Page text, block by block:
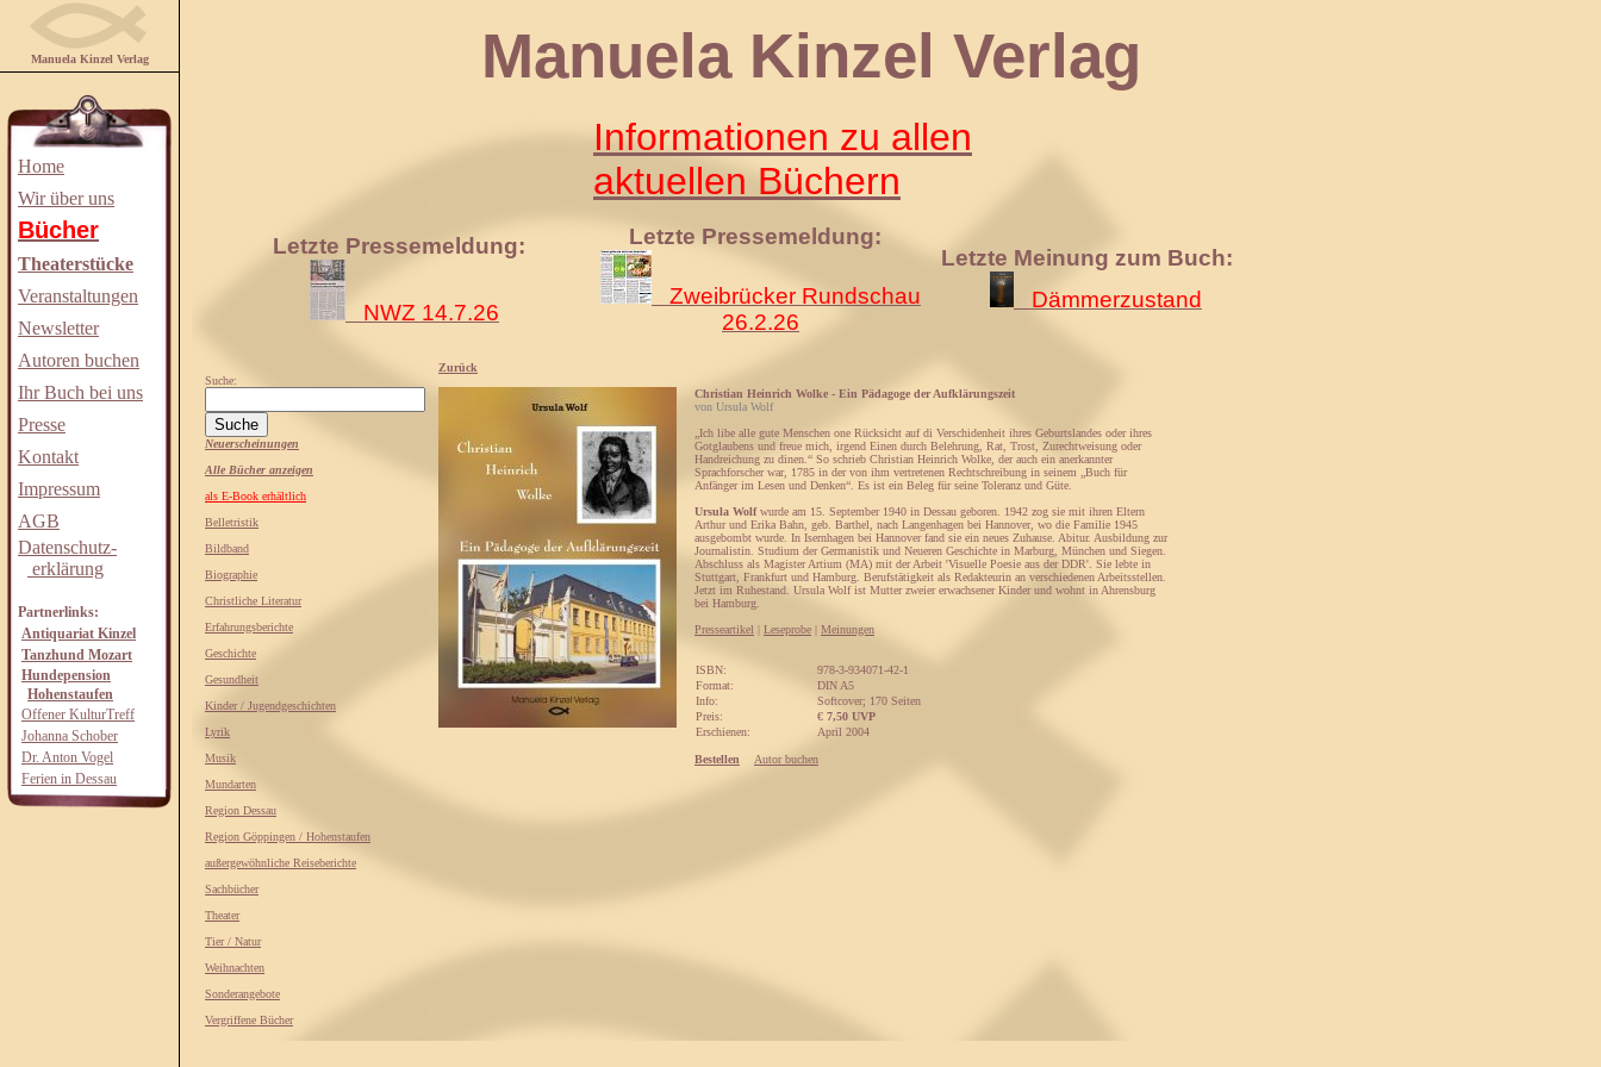
Manuela Kinzel Verlag
Home
Wir über uns
Bücher
Theaterstücke
Veranstaltungen
Newsletter
Autoren buchen
Ihr Buch bei uns
Presse
Kontakt
Impressum
AGB
Datenschutz-
erklärung
Partnerlinks:
Antiquariat Kinzel
Tanzhund Mozart
Hundepension
Hohenstaufen
Offener KulturTreff
Johanna Schober
Dr. Anton Vogel
Ferien in Dessau
Manuela Kinzel Verlag
Informationen zu allen
aktuellen Büchern
Letzte Pressemeldung:
NWZ 14.7.26
Letzte Pressemeldung:
Zweibrücker Rundschau
26.2.26
Letzte Meinung zum Buch:
Dämmerzustand
Suche:
Neuerscheinungen
Alle Bücher anzeigen
als E-Book erhältlich
Belletristik
Bildband
Biographie
Christliche Literatur
Erfahrungsberichte
Geschichte
Gesundheit
Kinder / Jugendgeschichten
Lyrik
Musik
Mundarten
Region Dessau
Region Göppingen / Hohenstaufen
außergewöhnliche Reiseberichte
Sachbücher
Theater
Tier / Natur
Weihnachten
Sonderangebote
Vergriffene Bücher
Zurück
Christian Heinrich Wolke - Ein Pädagoge der Aufklärungszeit
von Ursula Wolf
„Ich libe alle gute Menschen one Rücksicht auf di Verschidenheit ihres Geburtslandes oder ihres
Gotglaubens und freue mich, irgend Einen durch Belehrung, Rat, Trost, Zurechtweisung oder
Handreichung zu dinen.“ So schrieb Christian Heinrich Wolke, der auch ein anerkannter
Sprachforscher war, 1785 in der von ihm vertretenen Rechtschreibung in seinem „Buch für
Anfänger im Lesen und Denken“. Es ist ein Beleg für seine Toleranz und Güte.
Ursula Wolfwurde am 15. September 1940 in Dessau geboren. 1942 zog sie mit ihren Eltern
Arthur und Erika Bahn, geb. Barthel, nach Langenhagen bei Hannover, wo die Familie 1945
ausgebombt wurde. In Isernhagen bei Hannover fand sie ein neues Zuhause. Abitur. Ausbildung zur
Journalistin. Studium der Germanistik und Neueren Geschichte in Marburg, München und Siegen.
Abschluss als Magister Artium (MA) mit der Arbeit 'Visuelle Poesie aus der DDR'. Sie lebte in
Stuttgart, Frankfurt und Hamburg. Berufstätigkeit als Redakteurin an verschiedenen Arbeitsstellen.
Jetzt im Ruhestand. Ursula Wolf ist Mutter zweier erwachsener Kinder und wohnt in Ahrensburg
bei Hamburg.
Presseartikel | Leseprobe | Meinungen
ISBN:
978-3-934071-42-1
Format:
DIN A5
Info:
Softcover; 170 Seiten
Preis:
€ 7,50 UVP
Erschienen:
April 2004
Bestellen Autor buchen